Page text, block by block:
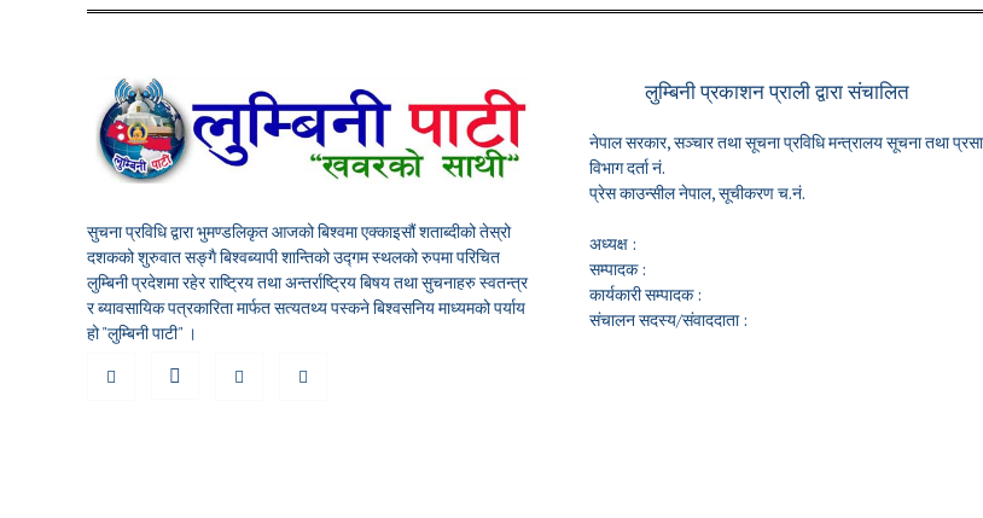
सुचना प्रविधि द्वारा भुमण्डलिकृत आजको बिश्वमा एक्काइसौं शताब्दीको तेस्रो
दशकको शुरुवात सङ्गै बिश्वब्यापी शान्तिको उद्गम स्थलको रुपमा परिचित
लुम्बिनी प्रदेशमा रहेर राष्ट्रिय तथा अन्तर्राष्ट्रिय बिषय तथा सुचनाहरु स्वतन्त्र
र ब्यावसायिक पत्रकारिता मार्फत सत्यतथ्य पस्कने बिश्वसनिय माध्यमको पर्याय
हो "लुम्बिनी पाटी" ।
लुम्बिनी प्रकाशन प्राली द्वारा संचालित
नेपाल सरकार, सञ्चार तथा सूचना प्रविधि मन्त्रालय सूचना तथा
विभाग दर्ता नं.
प्रेस काउन्सील नेपाल, सूचीकरण च.नं.
अध्यक्ष :
सम्पादक :
कार्यकारी सम्पादक :
संचालन सदस्य/संवाददाता :